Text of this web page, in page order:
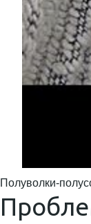
Полуволки-